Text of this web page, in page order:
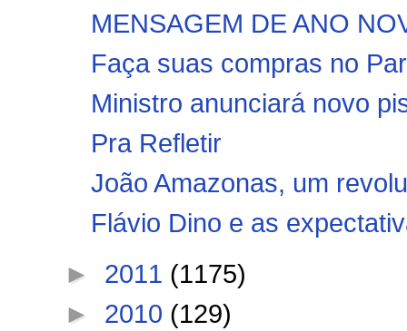
MENSAGEM DE ANO
Faça suas compras no
Ministro anunciará novo
Pra Refletir
João Amazonas, um
Flávio Dino e as
► 2011 (1175)
► 2010 (129)